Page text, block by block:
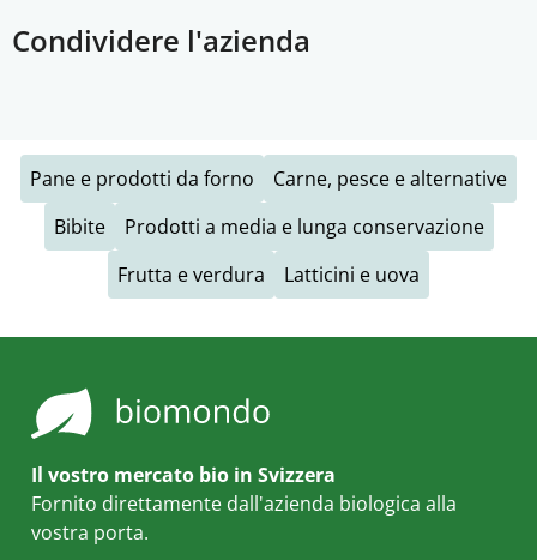
Condividere l'azienda
Pane e prodotti da forno
Carne, pesce e alternative
Bibite
Prodotti a media e lunga conservazione
Frutta e verdura
Latticini e uova
Il vostro mercato bio in Svizzera
Fornito direttamente dall'azienda biologica alla
vostra porta.